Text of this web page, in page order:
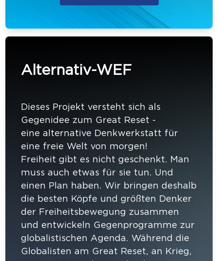
Alternativ-WEF
Dieses Projekt versteht sich als
Gegenidee zum Great Reset -
eine alternative Denkwerkstatt für
eine freie Welt von morgen!
Freiheit gibt es nicht geschenkt. Man
muss auch etwas für sie tun. Und
einen Plan haben. Wir bringen deshalb
die besten Köpfe und größten Denker
der Freiheitsbewegung zusammen
und entwickeln Gegenprogramme zur
globalistischen Agenda. Während die
Globalisten am Great Reset, an Krieg,